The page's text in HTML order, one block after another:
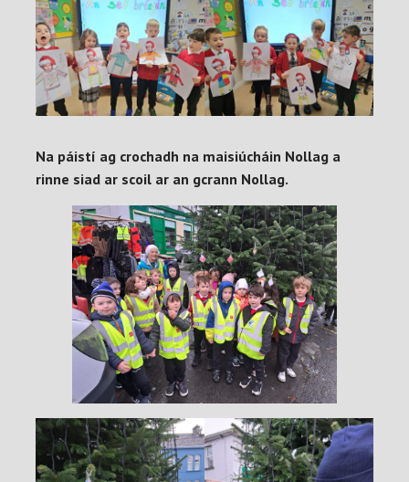
Na páistí ag crochadh na maisiúcháin Nollag a
rinne siad ar scoil ar an gcrann Nollag.